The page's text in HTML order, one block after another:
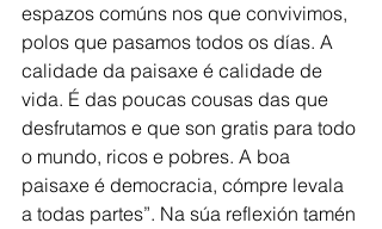
espazos comúns nos que convivimos,
polos que pasamos todos os días. A
calidade da paisaxe é calidade de
vida. É das poucas cousas das que
desfrutamos e que son gratis para todo
o mundo, ricos e pobres. A boa
paisaxe é democracia, cómpre levala
a todas partes”. Na súa reflexión tamén